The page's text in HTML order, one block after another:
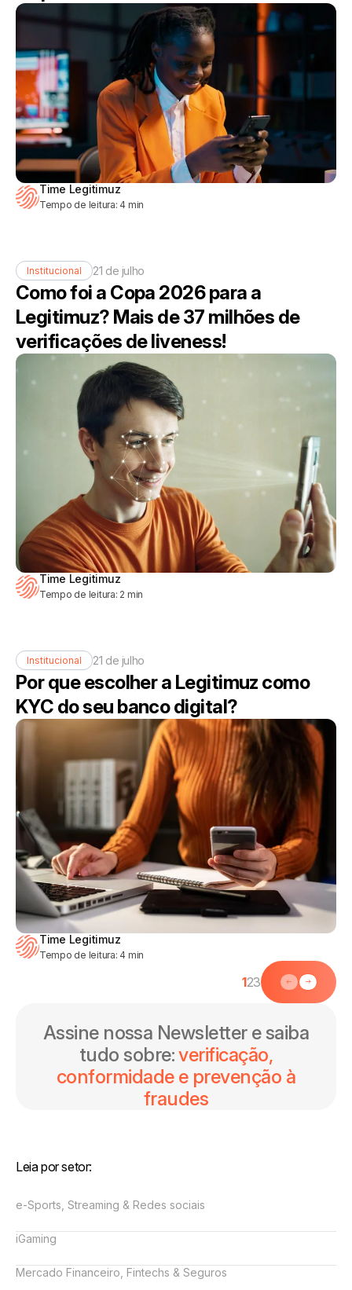
Leia por setor:
e-Sports, Streaming & Redes sociais
iGaming
Mercado Financeiro, Fintechs & Seguros
Time Legitimuz
Tempo de leitura: 4 min
Institucional 21 de julho
Como foi a Copa 2026 para a
Legitimuz? Mais de 37 milhões de
verificações de liveness!
Time Legitimuz
Tempo de leitura: 2 min
Institucional 21 de julho
Por que escolher a Legitimuz como
KYC do seu banco digital?
Time Legitimuz
Tempo de leitura: 4 min
123
Assine nossa Newsletter e saiba
tudo sobre:verificação,
conformidade e prevenção à
fraudes